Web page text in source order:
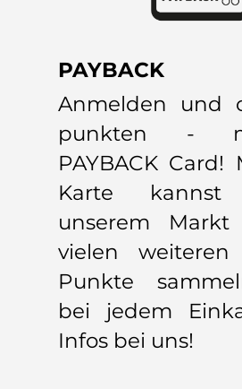
PAYBACK
Anmelden und
punkten -
PAYBACK Card!
Karte
unserem
vielen weiteren
Punkte
bei jedem
Infos bei uns!